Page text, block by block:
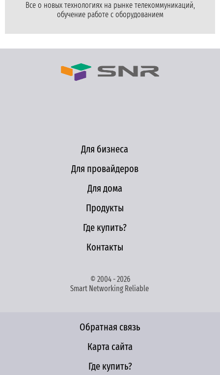
Все о новых технологиях на рынке телекоммуникаций,
обучение работе с оборудованием
Для бизнеса
Для провайдеров
Для дома
Продукты
Где купить?
Контакты
© 2004 - 2026
Smart Networking Reliable
Обратная связь
Карта сайта
Где купить?